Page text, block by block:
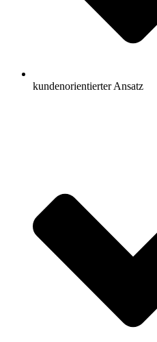
kundenorientierter Ansatz